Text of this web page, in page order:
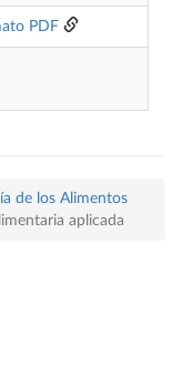
PDF
de los Alimentos
aplicada